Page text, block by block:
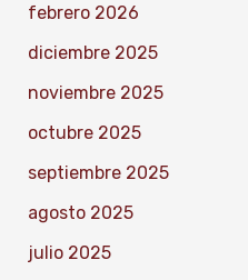
febrero 2026
diciembre 2025
noviembre 2025
octubre 2025
septiembre 2025
agosto 2025
julio 2025